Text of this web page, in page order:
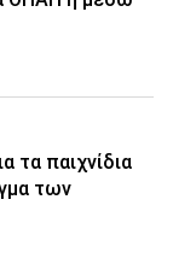
τα παιχνίδια
των